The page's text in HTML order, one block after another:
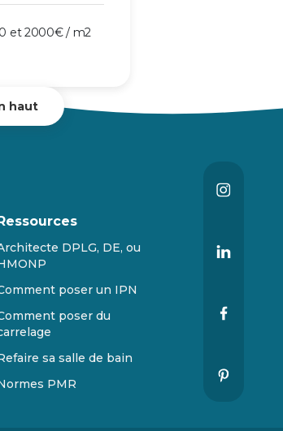
et 2000€ / m2
haut
DPLG, DE, ou
poser un IPN
poser du
sa salle de bain
PMR